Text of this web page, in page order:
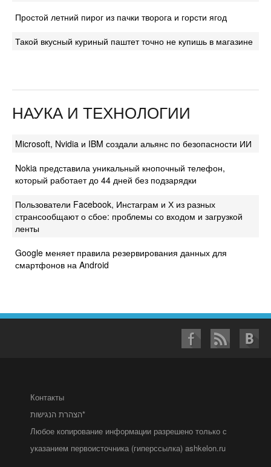
Простой летний пирог из пачки творога и горсти ягод
Такой вкусный куриный паштет точно не купишь в магазине
НАУКА И ТЕХНОЛОГИИ
Microsoft, Nvidia и IBM создали альянс по безопасности ИИ
Nokia представила уникальный кнопочный телефон,
который работает до 44 дней без подзарядки
Пользователи Facebook, Инстаграм и Х из разных
странсообщают о сбое: проблемы со входом и загрузкой
ленты
Google меняет правила резервирования данных для
смартфонов на Android
Контакты
הצהרת הנגישות*
Любое копирование информации разрешено только с
указанием первоисточника (гиперссылка) ashkelon.ru